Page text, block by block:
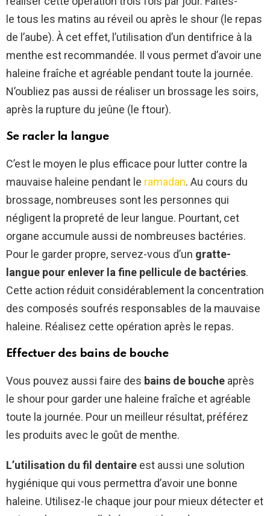
le tous les matins au réveil ou après le shour (le repas
de l’aube). À cet effet, l’utilisation d’un dentifrice à la
menthe est recommandée. Il vous permet d’avoir une
haleine fraîche et agréable pendant toute la journée.
N’oubliez pas aussi de réaliser un brossage les soirs,
après la rupture du jeûne (le ftour).
Se racler la langue
C’est le moyen le plus efficace pour lutter contre la
mauvaise haleine pendant le ramadan. Au cours du
brossage, nombreuses sont les personnes qui
négligent la propreté de leur langue. Pourtant, cet
organe accumule aussi de nombreuses bactéries.
Pour le garder propre, servez-vous d’un gratte-
langue pour enlever la fine pellicule de bactéries.
Cette action réduit considérablement la concentration
des composés soufrés responsables de la mauvaise
haleine. Réalisez cette opération après le repas.
Effectuer des bains de bouche
Vous pouvez aussi faire des bains de bouche après
le shour pour garder une haleine fraîche et agréable
toute la journée. Pour un meilleur résultat, préférez
les produits avec le goût de menthe.
L’utilisation du fil dentaire est aussi une solution
hygiénique qui vous permettra d’avoir une bonne
haleine. Utilisez-le chaque jour pour mieux détecter et